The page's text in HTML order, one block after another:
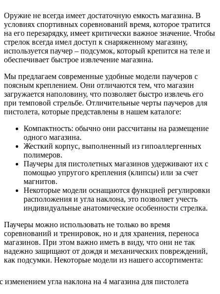
Оружие не всегда имеет достаточную емкость магазина. В
условиях спортивных соревнований время, которое тратится
на его перезарядку, имеет критически важное значение. Чтобы
стрелок всегда имел доступ к снаряженному магазину,
используется паучер – подсумок, который крепится на теле и
обеспечивает быстрое извлечение магазина.
Мы предлагаем современные удобные модели паучеров с
поясным креплением. Они отличаются тем, что магазин
загружается наполовину, что позволяет быстро извлечь его
при темповой стрельбе. Отличительные черты паучеров для
пистолета, которые представлены в нашем каталоге:
Компактность: обычно они рассчитаны на размещение
одного магазина.
Жесткий корпус, выполненный из гипоаллергенных
полимеров.
Паучеры для пистолетных магазинов удерживают их с
помощью упругого крепления (клипсы) или за счет
магнитов.
Некоторые модели оснащаются функцией регулировки
расположения и угла наклона, это позволяет учесть
индивидуальные анатомические особенности стрелка.
Паучеры можно использовать не только во время
соревнований и тренировок, но и для хранения, переноса
магазинов. При этом важно иметь в виду, что они не так
надежно защищают от дождя и механических повреждений,
как подсумки. Некоторые модели из нашего ассортимента: